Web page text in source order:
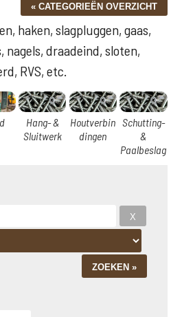
haken, slagpluggen, gaas,
nagels, draadeind, sloten,
RVS, etc.
Hang- &
Sluitwerk
Houtverbin
dingen
Schutting-
&
Paalbeslag